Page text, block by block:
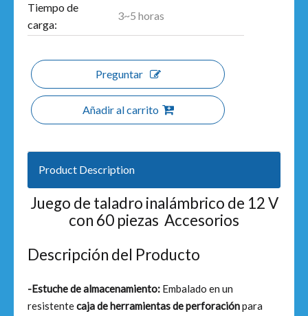
Tiempo de
carga:
3~5 horas
Preguntar
Añadir al carrito
Product Description
Juego de taladro inalámbrico de 12 V
con 60 piezas Accesorios
Descripción del Producto
-Estuche de almacenamiento: Embalado en un
resistentecaja de herramientas de perforaciónpara